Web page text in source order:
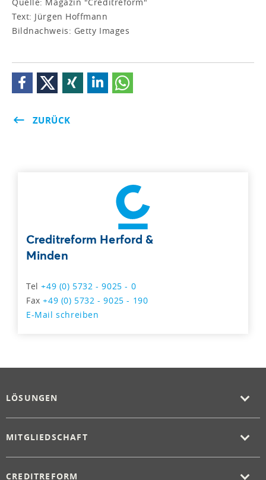
Text: Jürgen Hoffmann
Bildnachweis: Getty Images
ZURÜCK
Creditreform Herford &
Minden
Tel+49 (0) 5732 - 9025 - 0
Fax+49 (0) 5732 - 9025 - 190
E-Mail schreiben
LÖSUNGEN
MITGLIEDSCHAFT
CREDITREFORM